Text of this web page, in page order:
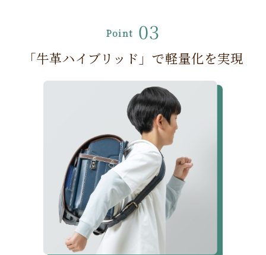
Point 03
「牛革ハイブリッド」で軽量化を実現